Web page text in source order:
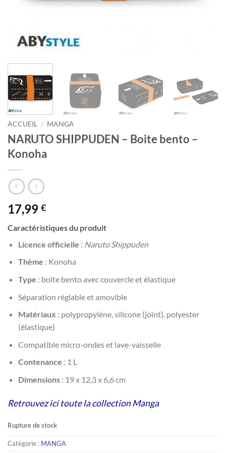
ACCUEIL / MANGA
NARUTO SHIPPUDEN – Boite bento –
Konoha
17,99 €
Caractéristiques du produit
Licence officielle : Naruto Shippuden
Thème : Konoha
Type : boîte bento avec couvercle et élastique
Séparation réglable et amovible
Matériaux : polypropylène, silicone (joint), polyester
(élastique)
Compatible micro-ondes et lave-vaisselle
Contenance : 1 L
Dimensions: 19 x 12,3 x 6,6 cm
Retrouvez ici toute la collection Manga
Rupture de stock
Catégorie : MANGA